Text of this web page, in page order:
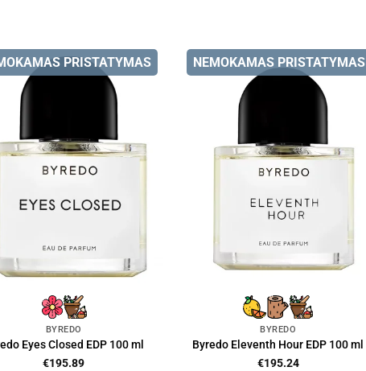
PRISTATYMAS
BYREDO
Eyes Closed EDP 100 ml
€195.89
NEMOKAMAS PRISTATYMAS
BYREDO
Byredo Eleventh Hour EDP 100 ml
€195.24